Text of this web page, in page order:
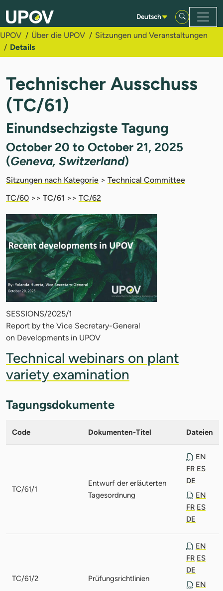
Zum Hauptinhalt springen
Deutsch
UPOV Über die UPOV
Sitzungen und Veranstaltungen
Details
Technischer Ausschuss
(TC/61)
Einundsechzigste Tagung
October 20 to October 21, 2025
(Geneva, Switzerland)
Sitzungen nach Kategorie > Technical Committee
TC/60 >> TC/61 >> TC/62
SESSIONS/2025/1
Report by the Vice Secretary-General
on Developments in UPOV
Technical webinars on plant
variety examination
Tagungsdokumente
Code Dokumenten-Titel Dateien
TC/61/1
Entwurf der erläuterten
Tagesordnung
EN
FR ES
DE
EN
FR ES
DE
TC/61/2 Prüfungsrichtlinien
EN
FR ES
DE
EN